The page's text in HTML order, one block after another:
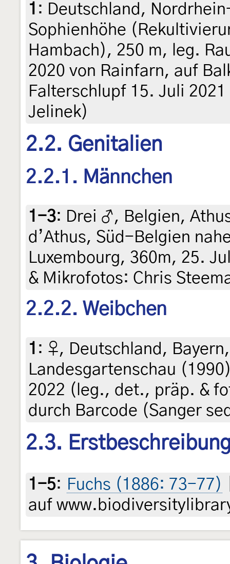
1 : Deutschland,
Sophienhöhe
Hambach), 250 m, leg.
2020 von Rainfarn, auf
Falterschlupf 15. Juli
Jelinek)
2.2. Genitalien
2.2.1. Männchen
1-3: Drei ♂, Belgien,
d’Athus, Süd-Belgien
Luxembourg, 360m, 25.
& Mikrofotos: Chris
2.2.2. Weibchen
1 : ♀, Deutschland,
Landesgartenschau
2022 (leg., det., präp. &
durch Barcode (Sanger
2.3.
1-5: Fuchs (1886: 73-77)
auf